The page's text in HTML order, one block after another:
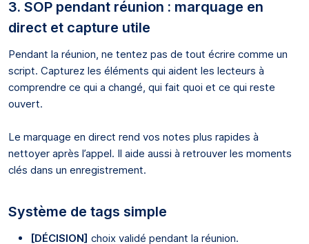
3. SOP pendant réunion : marquage en
direct et capture utile
Pendant la réunion, ne tentez pas de tout écrire comme un
script. Capturez les éléments qui aident les lecteurs à
comprendre ce qui a changé, qui fait quoi et ce qui reste
ouvert.
Le marquage en direct rend vos notes plus rapides à
nettoyer après l’appel. Il aide aussi à retrouver les moments
clés dans un enregistrement.
Système de tags simple
[DÉCISION] choix validé pendant la réunion.